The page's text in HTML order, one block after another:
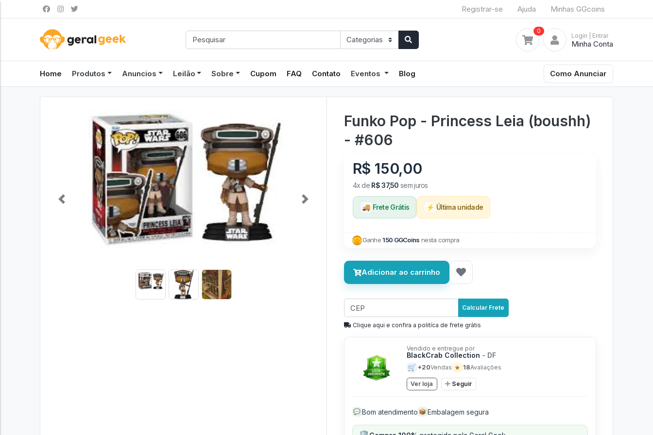
Registrar-se Ajuda Minhas GGcoins
0
Login | Entrar
Minha Conta
Home Produtos Anuncios Leilão Sobre Cupom FAQ Contato Eventos Blog Como Anunciar
Funko Pop - Princess Leia (boushh)
- #606
R$ 150,00
4x de R$ 37,50 sem juros
🚚 Frete Grátis ⚡ Última unidade
Ganhe150 GGCoins nesta compra
Adicionar ao carrinho
Calcular Frete
Clique aqui e confira a politíca de frete grátis
Vendido e entregue por
BlackCrab Collection - DF
🛒 +20Vendas ★ 18Avaliações
Ver loja Seguir
💬 Bom atendimento 📦 Embalagem segura